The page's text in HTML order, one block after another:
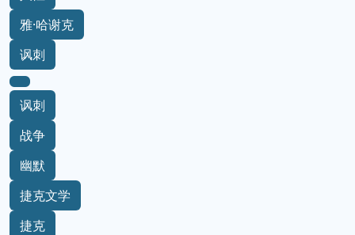
雅·哈谢克
讽刺
讽刺
战争
幽默
捷克文学
捷克